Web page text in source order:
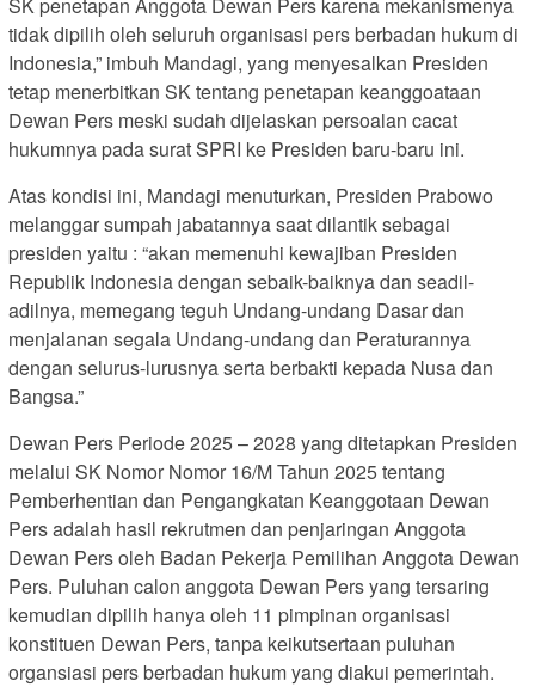
tidak dipilih oleh seluruh organisasi pers berbadan hukum di
Indonesia,” imbuh Mandagi, yang menyesalkan Presiden
tetap menerbitkan SK tentang penetapan keanggoataan
Dewan Pers meski sudah dijelaskan persoalan cacat
hukumnya pada surat SPRI ke Presiden baru-baru ini.
Atas kondisi ini, Mandagi menuturkan, Presiden Prabowo
melanggar sumpah jabatannya saat dilantik sebagai
presiden yaitu : “akan memenuhi kewajiban Presiden
Republik Indonesia dengan sebaik-baiknya dan seadil-
adilnya, memegang teguh Undang-undang Dasar dan
menjalanan segala Undang-undang dan Peraturannya
dengan selurus-lurusnya serta berbakti kepada Nusa dan
Bangsa.”
Dewan Pers Periode 2025 – 2028 yang ditetapkan Presiden
melalui SK Nomor Nomor 16/M Tahun 2025 tentang
Pemberhentian dan Pengangkatan Keanggotaan Dewan
Pers adalah hasil rekrutmen dan penjaringan Anggota
Dewan Pers oleh Badan Pekerja Pemilihan Anggota Dewan
Pers. Puluhan calon anggota Dewan Pers yang tersaring
kemudian dipilih hanya oleh 11 pimpinan organisasi
konstituen Dewan Pers, tanpa keikutsertaan puluhan
organsiasi pers berbadan hukum yang diakui pemerintah.